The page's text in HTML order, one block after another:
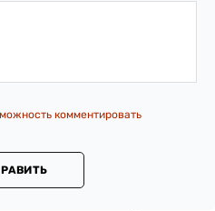
комментировать